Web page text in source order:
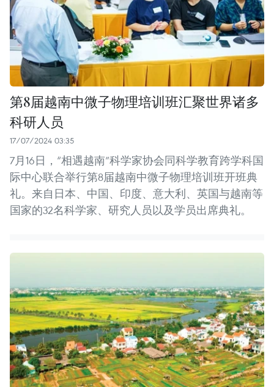
第8届越南中微子物理培训班汇聚世界诸多
科研人员
17/07/2024 03:35
7月16日，“相遇越南”科学家协会同科学教育跨学科国
际中心联合举行第8届越南中微子物理培训班开班典
礼。来自日本、中国、印度、意大利、英国与越南等
国家的32名科学家、研究人员以及学员出席典礼。